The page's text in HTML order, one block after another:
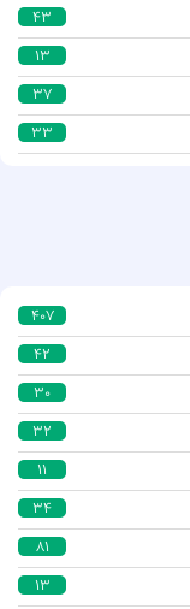
43
13
37
33
407
42
30
32
11
34
81
13